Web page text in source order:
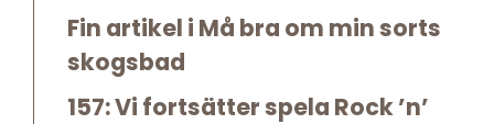
Fin artikel i Må bra om min sorts
skogsbad
157: Vi fortsätter spela Rock ’n’